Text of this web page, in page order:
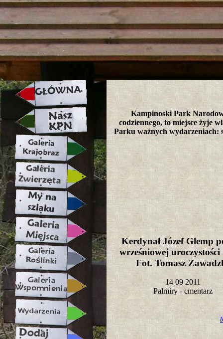
strona w naprawie zapraszamy
Kampinoski Park
codziennego, to miejsce żyje
Parku ważnych wydarzeniach:
Kerdynał Józef Glemp
wrześniowej uroczystości
Fot. Tomasz
14 09 2011
Palmiry - cmentarz